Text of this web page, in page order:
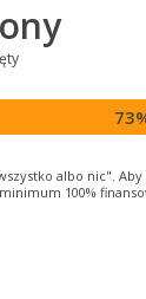
albo nic".
100%